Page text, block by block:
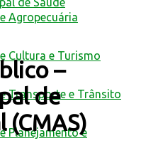
Agropecuária
Cultura e Turismo
Transporte e Trânsito
Planejamento e
–
de
(CMAS)